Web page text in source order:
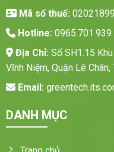
Mã số thuế:
Hotline:
Địa Chỉ: Số SH1.15
Vĩnh Niệm, Quận Lê
Email:
DANH MỤC